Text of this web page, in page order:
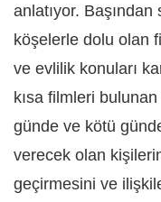
anlatıyor.
köşelerle dolu olan
ve evlilik konuları
kısa filmleri
günde ve kötü
verecek olan
geçirmesini ve